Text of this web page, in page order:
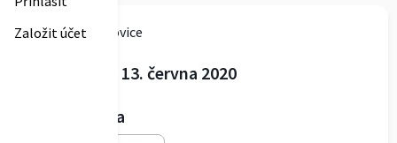
Založit účet
Obec Obědkovice
Dětský den - 13. června 2020
Fototechnika